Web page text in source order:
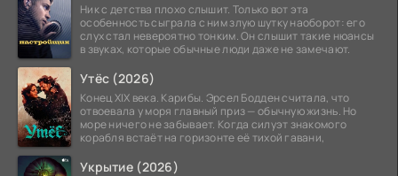
Ник с детства плохо слышит. Только вот эта
особенность сыграла с ним злую шутку наоборот: его
слух стал невероятно тонким. Он слышит такие нюансы
в звуках, которые обычные люди даже не замечают.
Утёс (2026)
Конец XIX века. Карибы. Эрсел Бодден считала, что
отвоевала у моря главный приз — обычную жизнь. Но
море ничего не забывает. Когда силуэт знакомого
корабля встаёт на горизонте её тихой гавани,
Укрытие (2026)